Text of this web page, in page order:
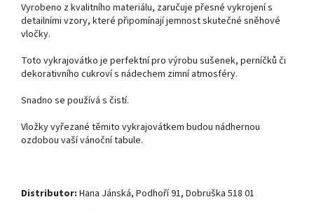
Vyrobeno z kvalitního materiálu, zaručuje přesné vykrojení s
detailními vzory, které připomínají jemnost skutečné sněhové
vločky.
Toto vykrajovátko je perfektní pro výrobu sušenek, perníčků či
dekorativního cukroví s nádechem zimní atmosféry.
Snadno se používá s čistí.
Vložky vyřezané těmito vykrajovátkem budou nádhernou
ozdobou vaší vánoční tabule.
Distributor: Hana Jánská, Podhoří 91, Dobruška 518 01